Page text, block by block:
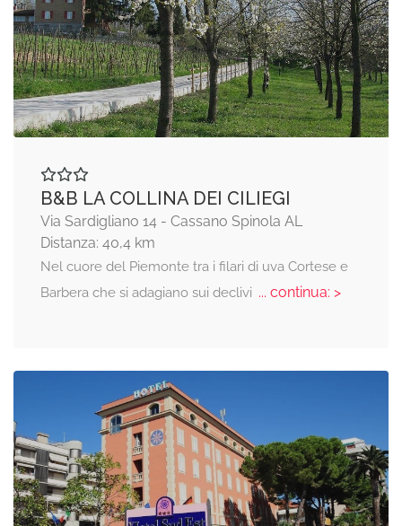
B&B LA COLLINA DEI CILIEGI
Via Sardigliano 14 - Cassano Spinola AL
Distanza: 40,4 km
Nel cuore del Piemonte tra i filari di uva Cortese e
Barbera che si adagiano sui declivi ... continua: >